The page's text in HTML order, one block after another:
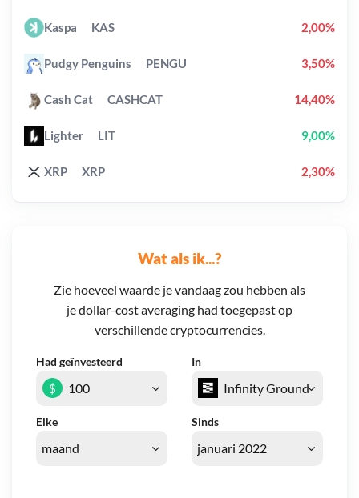
Wat als ik...?
Zie hoeveel waarde je vandaag zou hebben als
je dollar-cost averaging had toegepast op
verschillende cryptocurrencies.
Had geïnvesteerd In
Elke Sinds
$
Kaspa KAS 2,00%
Pudgy Penguins PENGU 3,50%
Cash Cat CASHCAT 14,40%
Lighter LIT 9,00%
XRP XRP 2,30%